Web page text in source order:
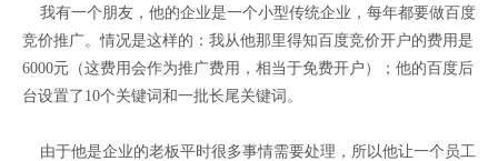
我有一个朋友，他的企业是一个小型传统企业，每年都要做百度
竞价推广。情况是这样的：我从他那里得知百度竞价开户的费用是
6000元（这费用会作为推广费用，相当于免费开户）；他的百度后
台设置了10个关键词和一批长尾关键词。
由于他是企业的老板平时很多事情需要处理，所以他让一个员工